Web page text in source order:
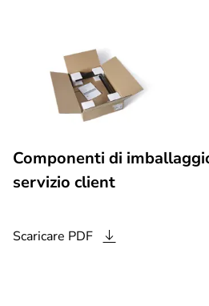
Componenti di
servizio client
Scaricare PDF